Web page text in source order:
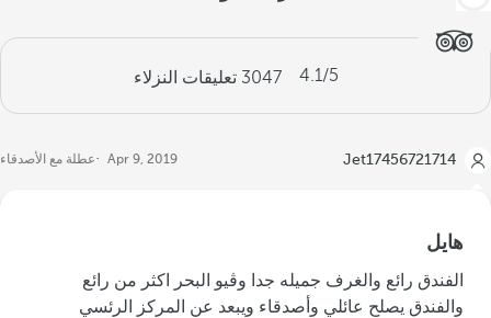
4.1/5
3047 تعليقات النزلاء
Jet17456721714
Apr 9, 2019 عطلة مع الأصدقاء
هايل
‪الفندق رائع والغرف جميله جدا وڤيو البحر اكثر من رائع
والفندق يصلح عائلي وأصدقاء ويبعد عن المركز الرئسي